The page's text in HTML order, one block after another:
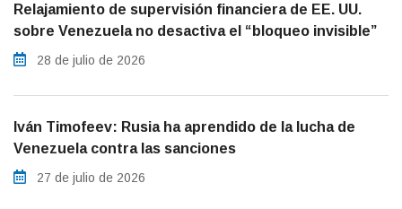
Relajamiento de supervisión financiera de EE. UU.
sobre Venezuela no desactiva el “bloqueo invisible”
28 de julio de 2026
Iván Timofeev: Rusia ha aprendido de la lucha de
Venezuela contra las sanciones
27 de julio de 2026